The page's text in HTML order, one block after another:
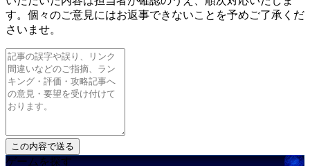
す。個々のご意見にはお返事できないことを予めご了承くだ
さいませ。
ゲームを探す